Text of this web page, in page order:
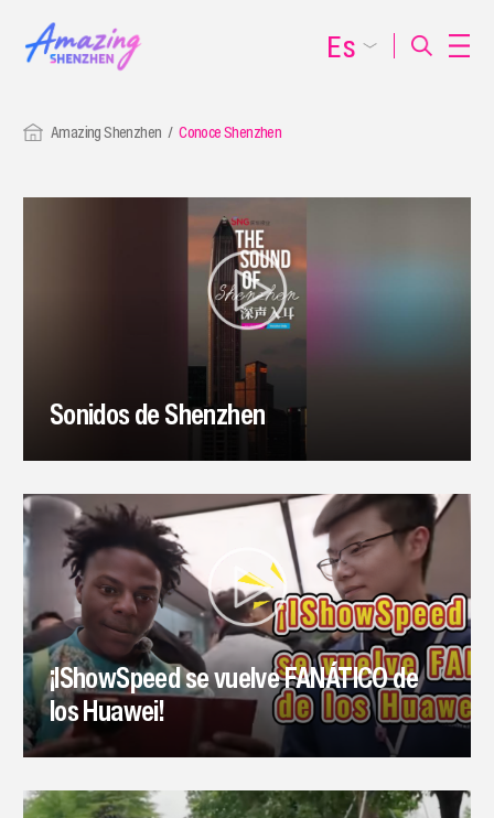
Amazing Shenzhen Conoce Shenzhen
Sonidos de Shenzhen
¡IShowSpeed se vuelve FANÁTICO de
los Huawei!
Es